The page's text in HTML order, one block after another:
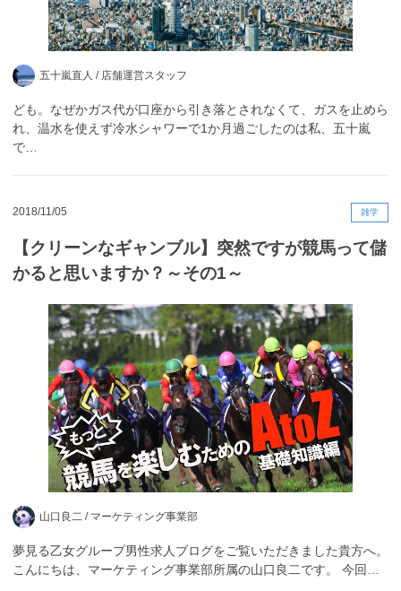
五十嵐直人 / 店舗運営スタッフ
ども。なぜかガス代が口座から引き落とされなくて、ガスを止めら
れ、温水を使えず冷水シャワーで1か月過ごしたのは私、五十嵐
で…
2018/11/05 雑学
【クリーンなギャンブル】突然ですが競馬って儲
かると思いますか？～その1～
山口良二 / マーケティング事業部
夢見る乙女グループ男性求人ブログをご覧いただきました貴方へ。
こんにちは、マーケティング事業部所属の山口良二です。 今回…